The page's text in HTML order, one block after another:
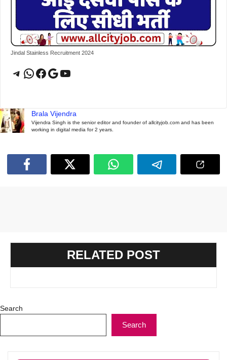
Jindal Stainless Recruitment 2024
Telegram
WhatsApp
Facebook
Google
YouTube
Brala Vijendra
Vijendra Singh is the senior editor and founder of allcityjob.com and has been
working in digital media for 2 years.
RELATED POST
Search
Search